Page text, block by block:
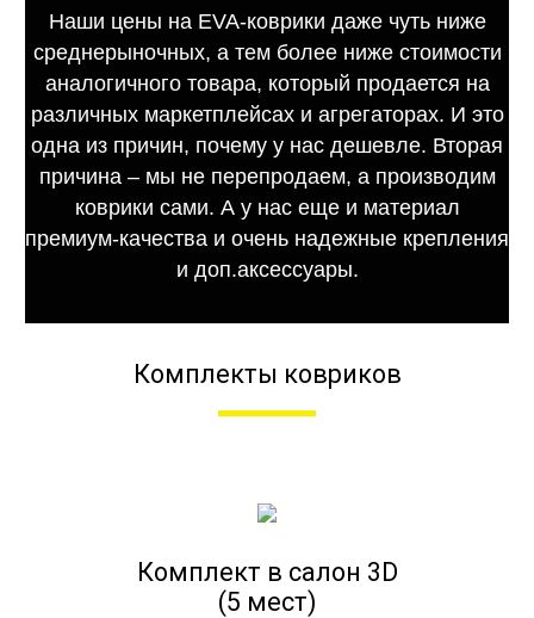
Наши цены на EVA-коврики даже чуть ниже
среднерыночных, а тем более ниже стоимости
аналогичного товара, который продается на
различных маркетплейсах и агрегаторах. И это
одна из причин, почему у нас дешевле. Вторая
причина – мы не перепродаем, а производим
коврики сами. А у нас еще и материал
премиум-качества и очень надежные крепления
и доп.аксессуары.
Комплекты ковриков
Комплект в салон 3D
(5 мест)